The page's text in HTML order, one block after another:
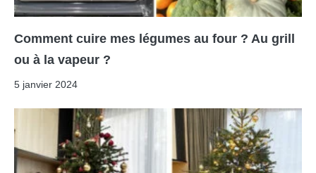
Comment cuire mes légumes au four ? Au grill
ou à la vapeur ?
5 janvier 2024